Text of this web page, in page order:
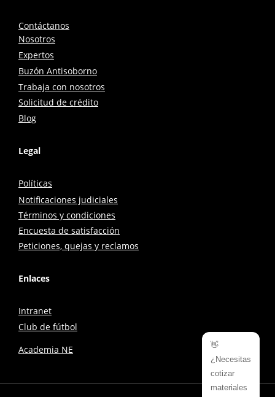
Contáctanos
Nosotros
Expertos
Buzón Antisoborno
Trabaja con nosotros
Solicitud de crédito
Blog
Legal
Políticas
Notificaciones judiciales
Términos y condiciones
Encuesta de satisfacción
Peticiones, quejas y reclamos
Enlaces
Intranet
Club de fútbol
Academia NE
👋
¿Necesitas
cotizar
materiales